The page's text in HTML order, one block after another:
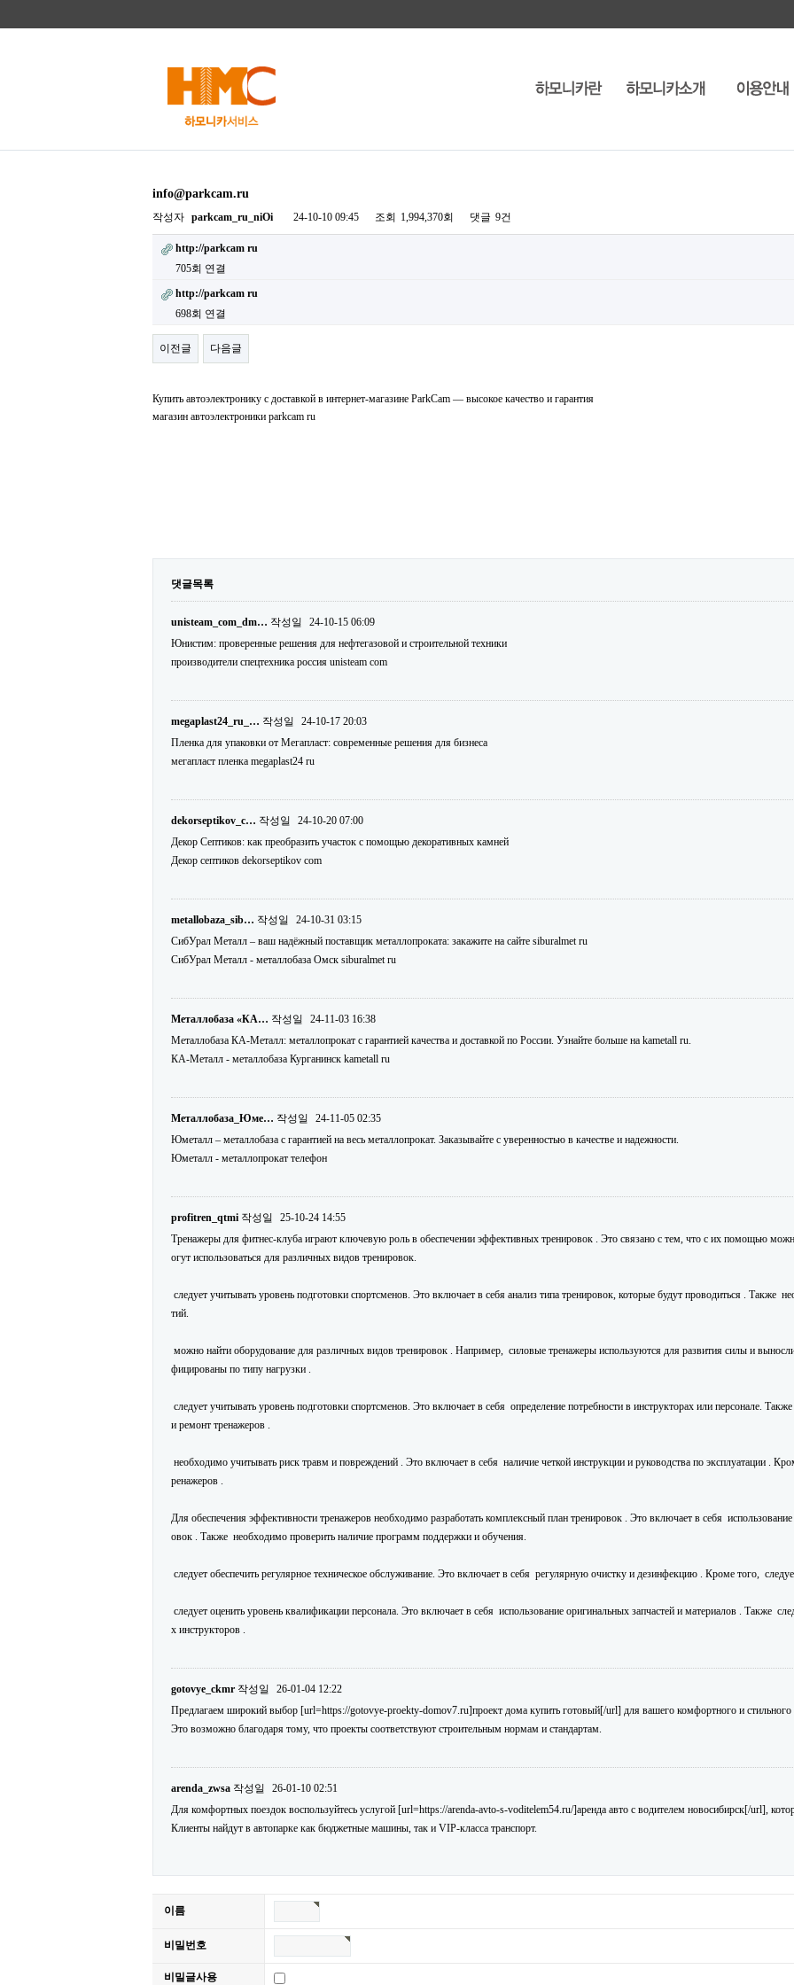
info@parkcam.ru
작성자 parkcam_ru_niOi 24-10-10 09:45 조회 1,994,370회 댓글 9건
http://parkcam ru
705회 연결
http://parkcam ru
698회 연결
이전글 다음글
Купить автоэлектронику с доставкой в интернет-магазине ParkCam — высокое качество и гарантия
магазин автоэлектроники parkcam ru
댓글목록
unisteam_com_dm… 작성일
24-10-15 06:09
Юнистим: проверенные решения для нефтегазовой и строительной техники
производители спецтехника россия unisteam com
megaplast24_ru_… 작성일
24-10-17 20:03
Пленка для упаковки от Мегапласт: современные решения для бизнеса
мегапласт пленка megaplast24 ru
dekorseptikov_c… 작성일
24-10-20 07:00
Декор Септиков: как преобразить участок с помощью декоративных камней
Декор септиков dekorseptikov com
metallobaza_sib… 작성일
24-10-31 03:15
СибУрал Металл – ваш надёжный поставщик металлопроката: закажите на сайте siburalmet ru
СибУрал Металл - металлобаза Омск siburalmet ru
Металлобаза «КА… 작성일
24-11-03 16:38
Металлобаза КА-Металл: металлопрокат с гарантией качества и доставкой по России. Узнайте больше на kametall ru.
КА-Металл - металлобаза Курганинск kametall ru
Металлобаза_Юме… 작성일
24-11-05 02:35
Юметалл – металлобаза с гарантией на весь металлопрокат. Заказывайте с уверенностью в качестве и надежности.
Юметалл - металлопрокат телефон
profitren_qtmi 작성일
25-10-24 14:55
Тренажеры для фитнес-клуба играют ключевую роль в обеспечении эффективных тренировок . Это связано с тем, что с их помощью
огут использоваться для различных видов тренировок.
следует учитывать уровень подготовки спортсменов. Это включает в себя анализ типа тренировок, которые будут проводиться . Также
тий.
можно найти оборудование для различных видов тренировок . Например, силовые тренажеры используются для развития силы и
фицированы по типу нагрузки .
следует учитывать уровень подготовки спортсменов. Это включает в себя определение потребности в инструкторах или персонале.
и ремонт тренажеров .
необходимо учитывать риск травм и повреждений . Это включает в себя наличие четкой инструкции и руководства по эксплуатации .
ренажеров .
Для обеспечения эффективности тренажеров необходимо разработать комплексный план тренировок . Это включает в себя
овок . Также необходимо проверить наличие программ поддержки и обучения.
следует обеспечить регулярное техническое обслуживание. Это включает в себя регулярную очистку и дезинфекцию . Кроме того,
следует оценить уровень квалификации персонала. Это включает в себя использование оригинальных запчастей и материалов . Также
х инструкторов .
gotovye_ckmr 작성일
26-01-04 12:22
Предлагаем широкий выбор [url=https://gotovye-proekty-domov7.ru]проект дома купить готовый[/url] для вашего комфортного и стильного
Это возможно благодаря тому, что проекты соответствуют строительным нормам и стандартам.
arenda_zwsa 작성일
26-01-10 02:51
Для комфортных поездок воспользуйтесь услугой [url=https://arenda-avto-s-voditelem54.ru/]аренда авто с водителем новосибирск[/url],
Клиенты найдут в автопарке как бюджетные машины, так и VIP-класса транспорт.
이름
비밀번호
비밀글사용